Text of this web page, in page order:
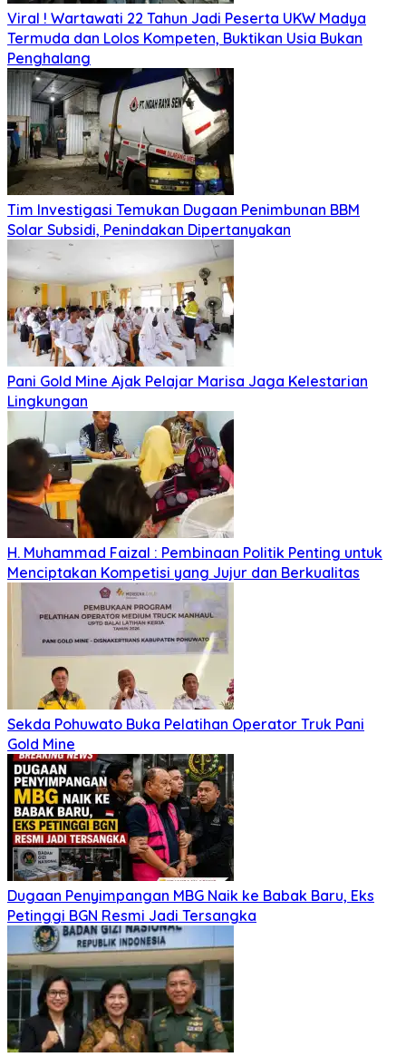
Viral ! Wartawati 22 Tahun Jadi Peserta UKW Madya
Termuda dan Lolos Kompeten, Buktikan Usia Bukan
Penghalang
Tim Investigasi Temukan Dugaan Penimbunan BBM
Solar Subsidi, Penindakan Dipertanyakan
Pani Gold Mine Ajak Pelajar Marisa Jaga Kelestarian
Lingkungan
H. Muhammad Faizal : Pembinaan Politik Penting untuk
Menciptakan Kompetisi yang Jujur dan Berkualitas
Sekda Pohuwato Buka Pelatihan Operator Truk Pani
Gold Mine
Dugaan Penyimpangan MBG Naik ke Babak Baru, Eks
Petinggi BGN Resmi Jadi Tersangka